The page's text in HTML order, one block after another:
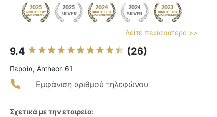
Δείτε περισσότερα >>
9.4 (26)
Περαία, Antheon 61
Εμφάνιση αριθμού τηλεφώνου
Σχετικά με την εταιρεία: